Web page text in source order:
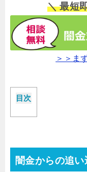
＼ 最短
＞＞ま
目次
闇金からの追